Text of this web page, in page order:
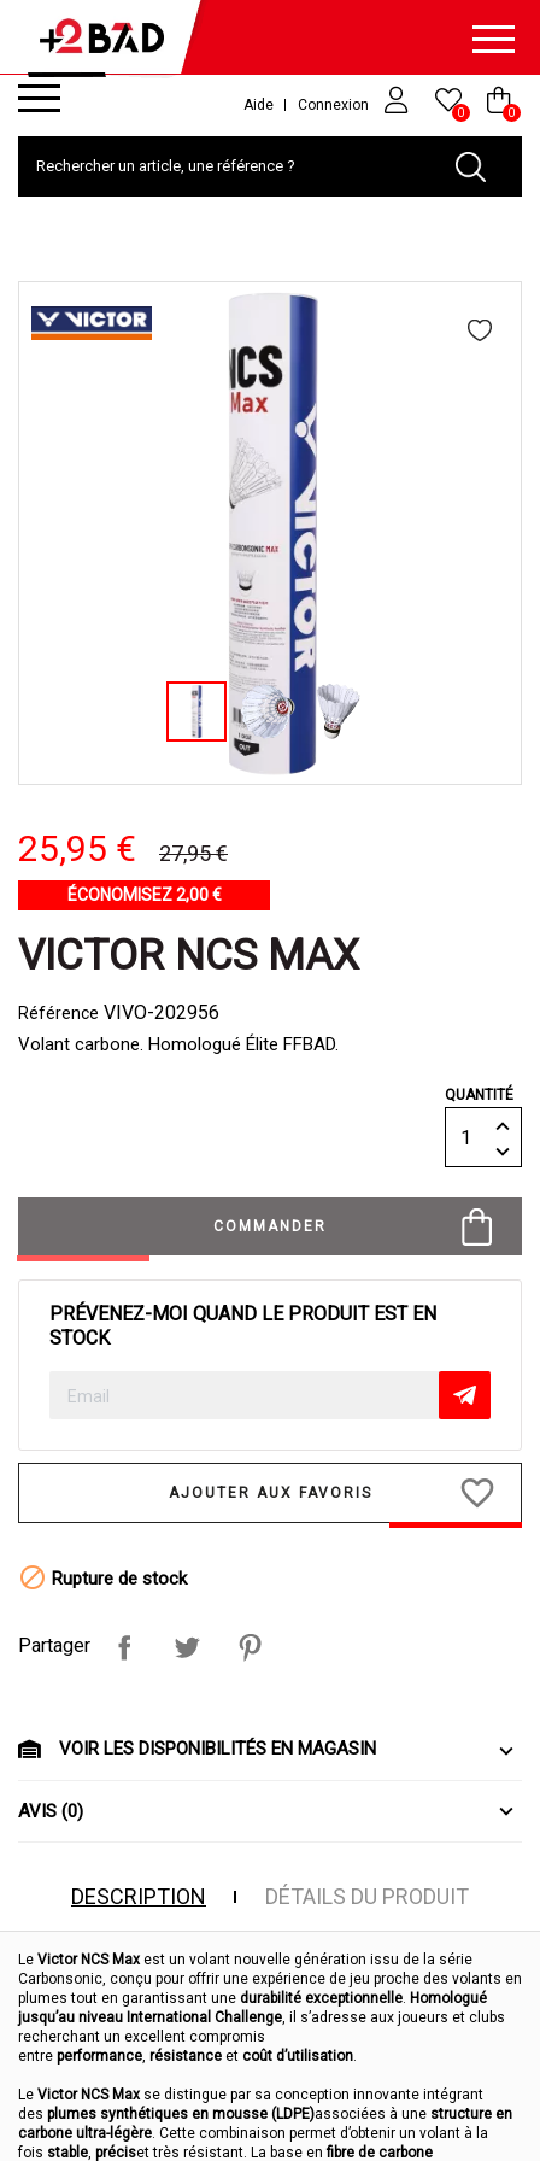
Aide Connexion 0 0
25,95 € 27,95 €
ÉCONOMISEZ 2,00 €
VICTOR NCS MAX
Référence VIVO-202956
Volant carbone. Homologué Élite FFBAD.
QUANTITÉ
COMMANDER
PRÉVENEZ-MOI QUAND LE PRODUIT EST EN
STOCK
favorite_border
 Rupture de stock
Partager
VOIR LES DISPONIBILITÉS EN MAGASIN
AVIS (0)
DESCRIPTION DÉTAILS DU PRODUIT
Le Victor NCS Maxest un volant nouvelle génération issu de la série
Carbonsonic, conçu pour offrir une expérience de jeu proche des volants en
plumes tout en garantissant une durabilité exceptionnelle. Homologué
jusqu’au niveau International Challenge, il s’adresse aux joueurs et clubs
recherchant un excellent compromis
entre performance, résistance et coût d’utilisation.
Le Victor NCS Maxse distingue par sa conception innovante intégrant
des plumes synthétiques en mousse (LDPE)associées à une structure en
carbone ultra-légère. Cette combinaison permet d’obtenir un volant à la
fois stable, préciset très résistant. La base enfibre de carbone